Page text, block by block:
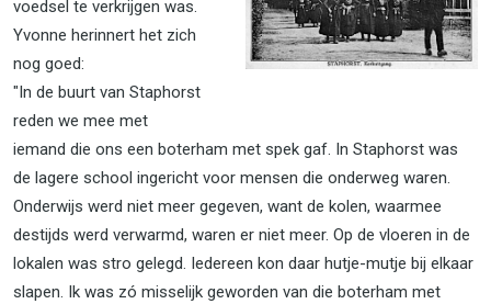
voedsel te verkrijgen was.
Yvonne herinnert het zich
nog goed:
"In de buurt van Staphorst
reden we mee met
iemand die ons een boterham met spek gaf. In Staphorst was
de lagere school ingericht voor mensen die onderweg waren.
Onderwijs werd niet meer gegeven, want de kolen, waarmee
destijds werd verwarmd, waren er niet meer. Op de vloeren in de
lokalen was stro gelegd. Iedereen kon daar hutje-mutje bij elkaar
slapen. Ik was zó misselijk geworden van die boterham met